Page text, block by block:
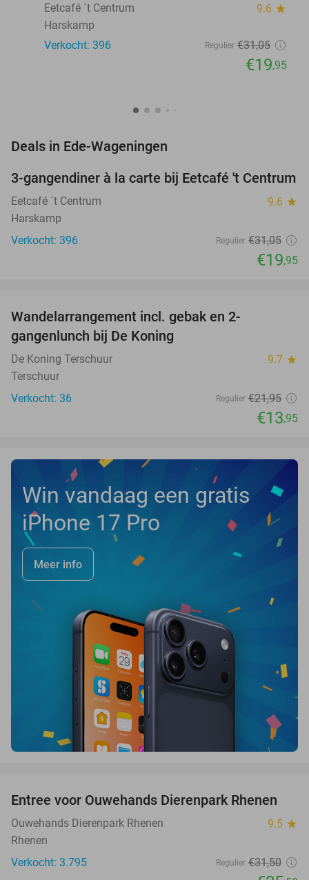
Eetcafé ´t Centrum
9.6 star
Harskamp
Verkocht: 396
Regulier €31,05
€19,95
Deals in Ede-Wageningen
36%
3-gangendiner à la carte bij Eetcafé 't Centrum
Eetcafé ´t Centrum 9.6 star
Harskamp
Verkocht: 396
Regulier €31,05
€19,95
TODAY
Wandelarrangement incl. gebak en 2-
gangenlunch bij De Koning
De Koning Terschuur 9.7 star
Terschuur
Verkocht: 36
Regulier €21,95
€13,95
Win vandaag een gratis
iPhone 17 Pro
Meer info
19%
Entree voor Ouwehands Dierenpark Rhenen
Ouwehands Dierenpark Rhenen 9.5 star
Rhenen
Verkocht: 3.795
Regulier €31,50